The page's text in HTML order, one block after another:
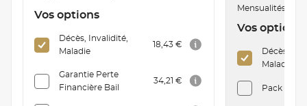
Vos options
Décès, Invalidité,
Maladie
18,43 €
Garantie Perte
Financière Bail
34,21 €
Mensualités
Vos options
Décès,
Maladie
Pack Auto